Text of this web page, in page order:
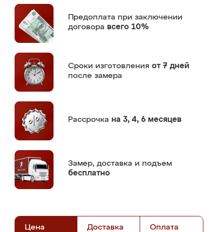
Предоплата при заключении
договора всего 10%
Сроки изготовления от 7 дней
после замера
Рассрочка на 3, 4, 6 месяцев
Замер, доставка и подъем
бесплатно
Цена Доставка Оплата